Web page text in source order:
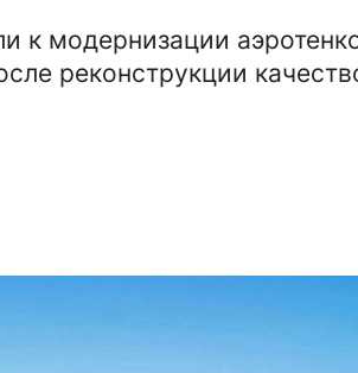
к модернизации
реконструкции